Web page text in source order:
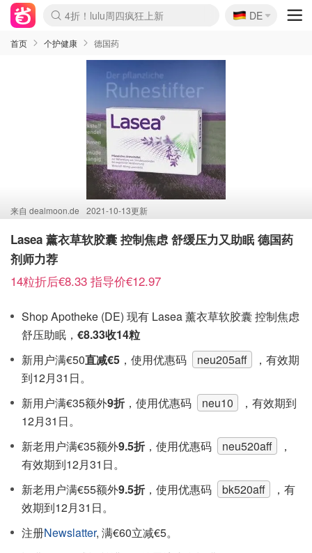
Boticinal 夏促开抢！
4折！lulu周四疯狂上新
还没结束！&OtherStories大促
Joybuy变相75折 随时失效
速领！Stanley独家85折
疑似霸哥！Camper额外叠85折
Zalando 奥莱闪促！每日更新
Moncler反季囤！5折起+叠9折
Coach Brooklyn仅€192
🇩🇪
DE
首页 个护健康 德国药
来自 dealmoon.de 2021-10-13更新
Lasea 薰衣草软胶囊 控制焦虑 舒缓压力又助眠 德国药
剂师力荐
14粒折后€8.33 指导价€12.97
Shop Apotheke (DE) 现有 Lasea 薰衣草软胶囊 控制焦虑
舒压助眠， €8.33收14粒
新用户满€50直减€5 ，使用优惠码 neu205aff
，有效期
到12月31日。
新用户满€35额外9折 ，使用优惠码 neu10
，有效期到
12月31日。
新老用户满€35额外9.5折 ，使用优惠码 neu520aff
，
有效期到12月31日。
新老用户满€55额外9.5折 ，使用优惠码 bk520aff
，有
效期到12月31日。
注册Newslatter, 满€60立减€5。